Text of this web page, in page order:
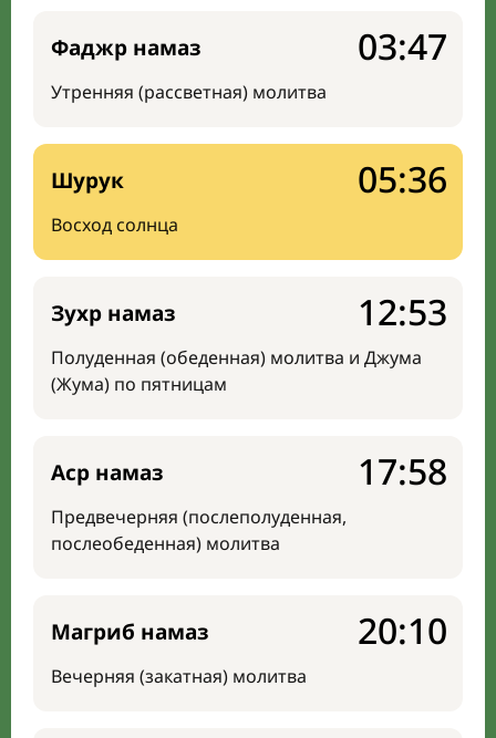
Фаджр намаз
Утренняя (рассветная) молитва
03:47
Шурук
Восход солнца
05:36
Зухр намаз
Полуденная (обеденная) молитва и Джума
(Жума) по пятницам
12:53
Аср намаз
Предвечерняя (послеполуденная,
послеобеденная) молитва
17:58
Магриб намаз
Вечерняя (закатная) молитва
20:10